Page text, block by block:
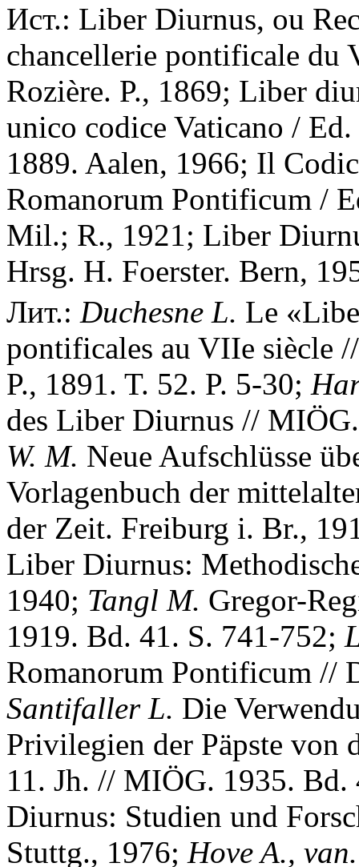
Ист.: Liber Diurnus, ou
chancellerie pontificale du
Rozière. P., 1869; Liber
unico codice Vaticano /
1889. Aalen, 1966; Il
Romanorum Pontificum /
Mil.; R., 1921; Liber
Hrsg. H. Foerster. Bern,
Лит.: Duchesne L. Le
pontificales au VIIe siècle
P., 1891. T. 52. P. 5-30;
des Liber Diurnus //
W. M. Neue Aufschlüsse
Vorlagenbuch der
der Zeit. Freiburg i. Br.,
Liber Diurnus:
1940; Tangl M. Gregor-
1919. Bd. 41. S. 741-752;
Romanorum Pontificum //
Santifaller L. Die
Privilegien der Päpste von
11. Jh. // MIÖG. 1935.
Diurnus: Studien und
Stuttg., 1976; Hove A., van.